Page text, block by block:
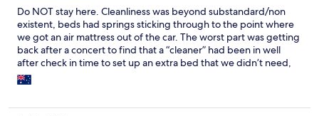
Do NOT stay here. Cleanliness was beyond substandard/non
existent, beds had springs sticking through to the point where
we got an air mattress out of the car. The worst part was getting
back after a concert to find that a “cleaner” had been in well
after check in time to set up an extra bed that we didn’t need,
and had left the front door wide open and the back door
unlocked when everything had been secure when we left.